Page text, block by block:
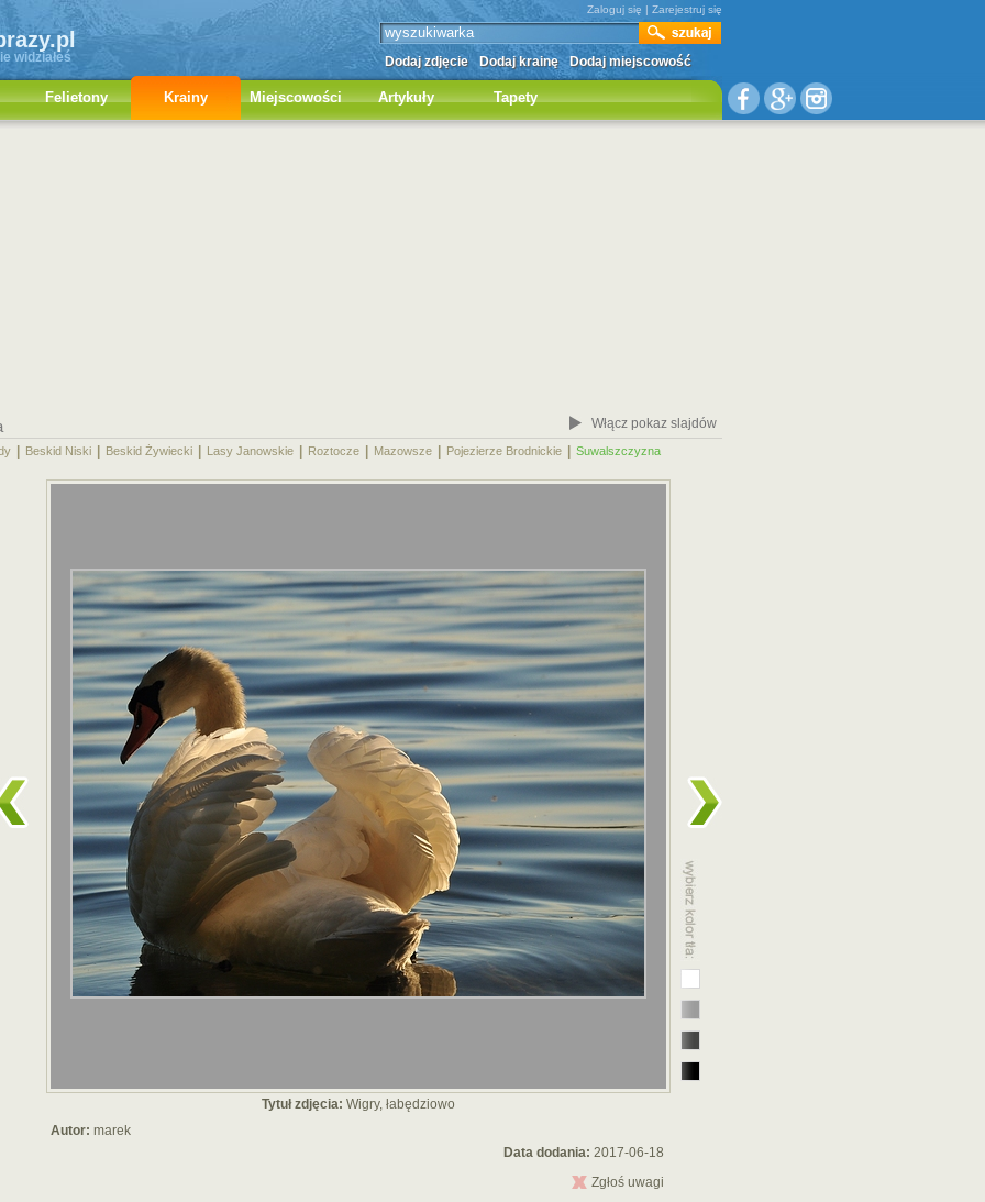
widziałeś
Zaloguj się | Zarejestruj się
Dodaj zdjęcie Dodaj krainę Dodaj miejscowość
Felietony Krainy Miejscowości Artykuły Tapety
Włącz pokaz slajdów
Beskid Niski Beskid Żywiecki Lasy Janowskie Roztocze Mazowsze Pojezierze Brodnickie Suwalszczyzna
Tytuł zdjęcia: Wigry, łabędziowo
Autor: marek
Data dodania: 2017-06-18
Zgłoś uwagi